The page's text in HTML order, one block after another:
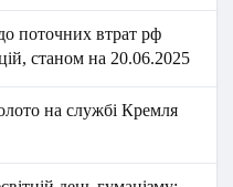
поточних втрат рф
станом на 20.06.2025
на службі Кремля